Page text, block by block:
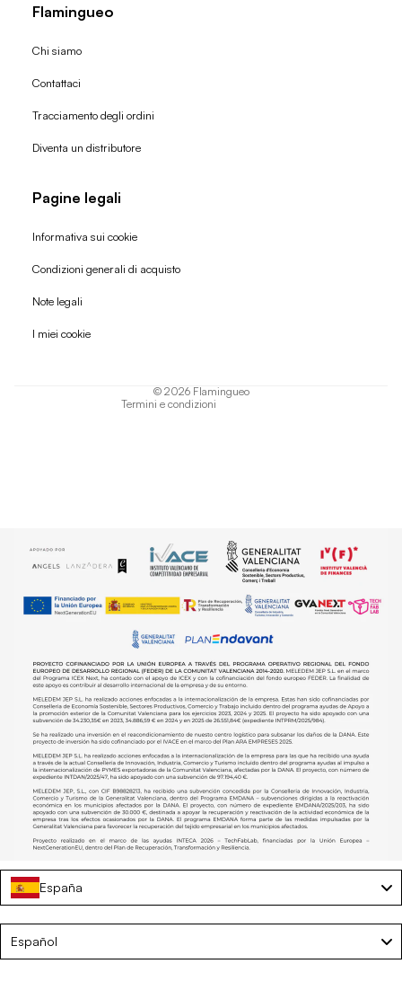
€8,75
Flamingueo
Chi siamo
Contattaci
Tracciamento degli ordini
Diventa un distributore
Pagine legali
Informativa sui cookie
Condizioni generali di acquisto
Note legali
I miei cookie
© 2026 Flamingueo
Termini e condizioni
Politica di rimborso
España
Español